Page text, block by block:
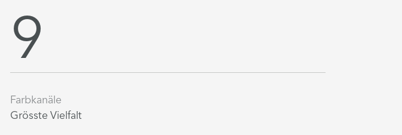
9
Farbkanäle
Grösste Vielfalt